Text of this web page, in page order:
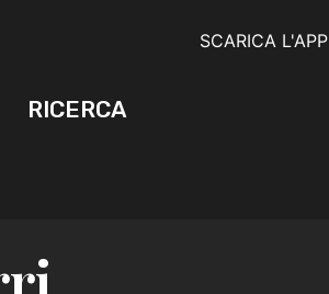
RICERCA
SCARICA L'APP